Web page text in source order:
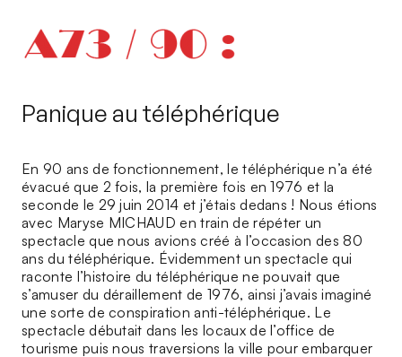
Panique au téléphérique
En 90 ans de fonctionnement, le téléphérique n’a été
évacué que 2 fois, la première fois en 1976 et la
seconde le 29 juin 2014 et j’étais dedans ! Nous étions
avec Maryse MICHAUD en train de répéter un
spectacle que nous avions créé à l’occasion des 80
ans du téléphérique. Évidemment un spectacle qui
raconte l’histoire du téléphérique ne pouvait que
s’amuser du déraillement de 1976, ainsi j’avais imaginé
une sorte de conspiration anti-téléphérique. Le
spectacle débutait dans les locaux de l’office de
tourisme puis nous traversions la ville pour embarquer